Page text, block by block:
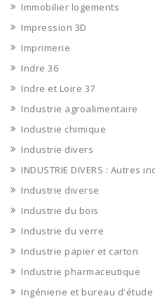
Immobilier logements
Impression 3D
Imprimerie
Indre 36
Indre et Loire 37
Industrie agroalimentaire
Industrie chimique
Industrie divers
INDUSTRIE DIVERS : Autres
Industrie diverse
Industrie du bois
Industrie du verre
Industrie papier et carton
Industrie pharmaceutique
Ingénierie et bureau d'étude